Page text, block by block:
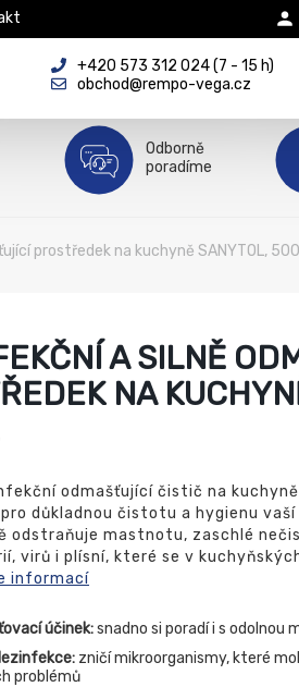
+420 573 312 024 (7 - 15 h)
obchod@rempo-vega.cz
Odborně
poradíme
prostředek na kuchyně SANYTOL,
A SILNĚ
NA
odmašťující čistič na
důkladnou čistotu a hygienu vaší
odstraňuje mastnotu, zaschlé
virů i plísní, které se v
informací
účinek:snadno si poradí i s odolnou
zničí mikroorganismy, které
problémů